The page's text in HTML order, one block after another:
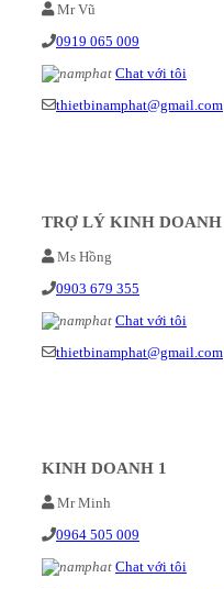
Mr Vũ
0919 065 009
Chat với tôi
thietbinamphat@gmail.com
TRỢ LÝ KINH DOANH
Ms Hồng
0903 679 355
Chat với tôi
thietbinamphat@gmail.com
KINH DOANH 1
Mr Minh
0964 505 009
Chat với tôi